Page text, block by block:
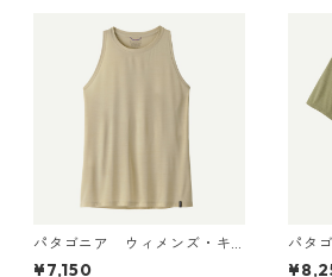
パタゴニア ウィメンズ・キ
ャプリーン・クール・ウルト
¥7,150
パタ
リー